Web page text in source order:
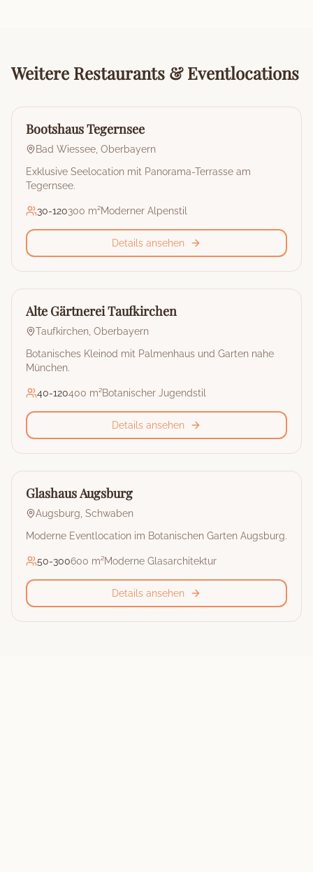
Weitere Restaurants & Eventlocations
🏰
Restaurant & Eventlocation
Bootshaus Tegernsee
Bad Wiessee Oberbayern
Exklusive Seelocation mit Panorama-Terrasse am
Tegernsee.
30-120300 m²Moderner Alpenstil
Details ansehen
🏰
Restaurant & Eventlocation
Alte Gärtnerei Taufkirchen
Taufkirchen Oberbayern
Botanisches Kleinod mit Palmenhaus und Garten nahe
München.
40-120400 m²Botanischer Jugendstil
Details ansehen
🏰
Restaurant & Eventlocation
Glashaus Augsburg
Augsburg Schwaben
Moderne Eventlocation im Botanischen Garten Augsburg.
50-300600 m²Moderne Glasarchitektur
Details ansehen